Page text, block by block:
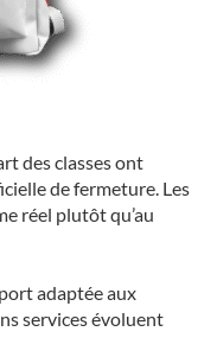
des classes ont
de fermeture. Les
réel plutôt qu’au
adaptée aux
services évoluent